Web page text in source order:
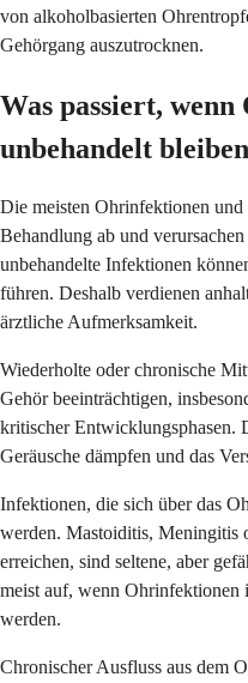
von alkoholbasierten
Gehörgang auszutrocknen.
Was passiert,
unbehandelt
Die meisten Ohrinfektionen
Behandlung ab und
unbehandelte Infektionen
führen. Deshalb verdienen
ärztliche Aufmerksamkeit.
Wiederholte oder chronische
Gehör beeinträchtigen,
kritischer Entwicklungsphasen.
Geräusche dämpfen und das
Infektionen, die sich über das
werden. Mastoiditis, Meningitis
erreichen, sind seltene, aber
meist auf, wenn Ohrinfektionen
werden.
Chronischer Ausfluss aus dem